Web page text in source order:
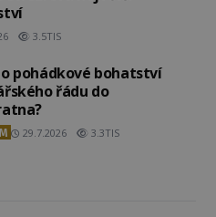
3.5TIS
pohádkové bohatství
řádu do
29.7.2026 3.3TIS